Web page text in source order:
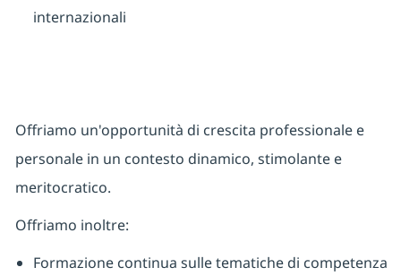
internazionali
Offriamo un'opportunità di crescita professionale e
personale in un contesto dinamico, stimolante e
meritocratico.
Offriamo inoltre:
Formazione continua sulle tematiche di competenza